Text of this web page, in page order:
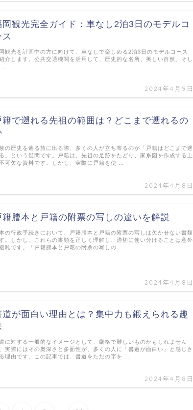
岡観光完全ガイド：車なし2泊3日のモデルコ
2024年4月9日
観光を計画中の方に向けて、車なしで楽しめる2泊3日のモデルコース
介します。公共交通機関を活用して、歴史的な名所、美しい自然、そし
籍で遡れる先祖の範囲は？どこまで遡れるの
2024年4月8日
の歴史を辿る旅に出る際、多くの人が立ち寄るのが「戸籍はどこまで遡
」という疑問です。戸籍は、先祖の足跡をたどり、家系図を作成する上
可欠な資料です。しかし、実際に戸籍を使 …
籍謄本と戸籍の附票の写しの違いを解説
2024年4月8日
の行政手続きにおいて、戸籍謄本と戸籍の附票の写しは欠かせない書類
。しかし、これらの書類を正しく理解し、適切に使い分けることは意外
雑です。「戸籍謄本と戸籍の附票の写しの …
道が面白い理由とは？集中力も鍛えられる趣
2024年4月8日
に対する一般的なイメージとして、厳格で難しいものかもしれません
実際にはその奥深さと多面性が、多くの人に「書道が面白い」と感じさ
理由です。この記事では、書道をただの字を …